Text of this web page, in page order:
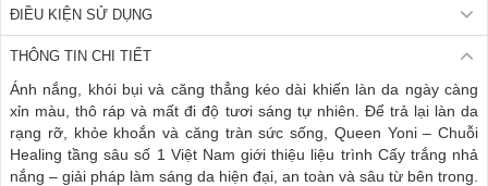
ĐIỀU KIỆN SỬ DỤNG
THÔNG TIN CHI TIẾT
Ánh nắng, khói bụi và căng thẳng kéo dài khiến làn da ngày càng
xỉn màu, thô ráp và mất đi độ tươi sáng tự nhiên. Để trả lại làn da
rạng rỡ, khỏe khoắn và căng tràn sức sống, Queen Yoni – Chuỗi
Healing tầng sâu số 1 Việt Nam giới thiệu liệu trình Cấy trắng nhả
nắng – giải pháp làm sáng da hiện đại, an toàn và sâu từ bên trong.